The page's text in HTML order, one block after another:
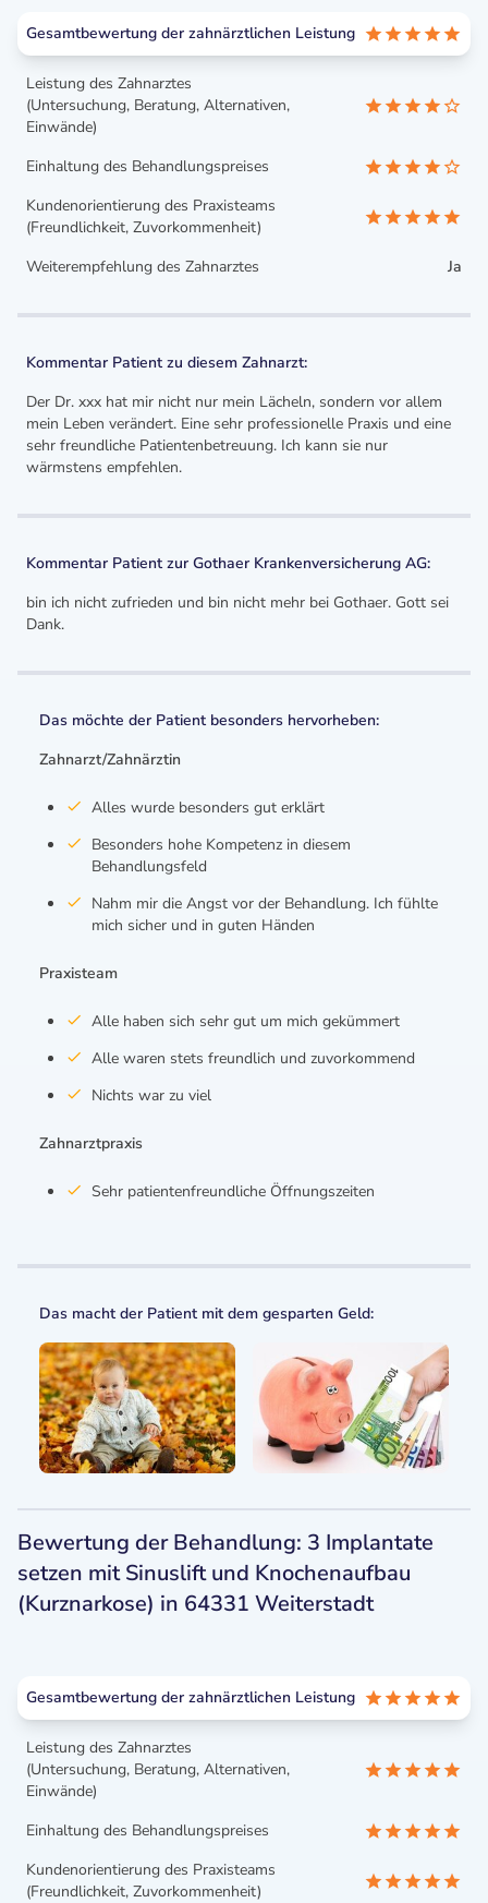
Gesamtbewertung der zahnärztlichen Leistung
Leistung des Zahnarztes
(Untersuchung, Beratung, Alternativen,
Einwände)
Einhaltung des Behandlungspreises
Kundenorientierung des Praxisteams
(Freundlichkeit, Zuvorkommenheit)
Weiterempfehlung des Zahnarztes
Ja
Kommentar Patient zu diesem Zahnarzt:
Der Dr. xxx hat mir nicht nur mein Lächeln, sondern vor allem
mein Leben verändert. Eine sehr professionelle Praxis und eine
sehr freundliche Patientenbetreuung. Ich kann sie nur
wärmstens empfehlen.
Kommentar Patient zur Gothaer Krankenversicherung AG:
bin ich nicht zufrieden und bin nicht mehr bei Gothaer. Gott sei
Dank.
Das möchte der Patient besonders hervorheben:
Zahnarzt/Zahnärztin
Alles wurde besonders gut erklärt
Besonders hohe Kompetenz in diesem
Behandlungsfeld
Nahm mir die Angst vor der Behandlung. Ich fühlte
mich sicher und in guten Händen
Praxisteam
Alle haben sich sehr gut um mich gekümmert
Alle waren stets freundlich und zuvorkommend
Nichts war zu viel
Zahnarztpraxis
Sehr patientenfreundliche Öffnungszeiten
Das macht der Patient mit dem gesparten Geld:
Bewertung der Behandlung: 3 Implantate
setzen mit Sinuslift und Knochenaufbau
(Kurznarkose) in 64331 Weiterstadt
Gesamtbewertung der zahnärztlichen Leistung
Leistung des Zahnarztes
(Untersuchung, Beratung, Alternativen,
Einwände)
Einhaltung des Behandlungspreises
Kundenorientierung des Praxisteams
(Freundlichkeit, Zuvorkommenheit)